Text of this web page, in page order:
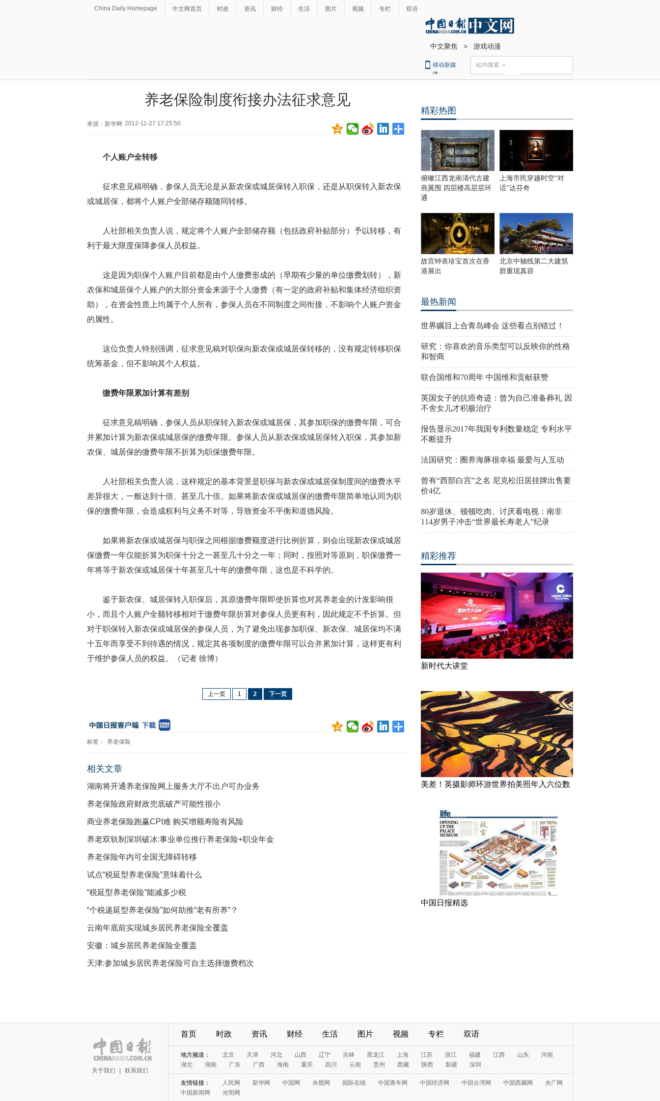
China Daily Homepage 中文网首页 时政 资讯 财经 生活 图片 视频 专栏 双语
中文聚焦 > 游戏动漫
移动新媒
体
站内搜索
养老保险制度衔接办法征求意见
来源：新华网 2012-11-27 17:25:50
个人账户全转移
征求意见稿明确，参保人员无论是从新农保或城居保转入职保，还是从职保转入新农保
或城居保，都将个人账户全部储存额随同转移。
人社部相关负责人说，规定将个人账户全部储存额（包括政府补贴部分）予以转移，有
利于最大限度保障参保人员权益。
这是因为职保个人账户目前都是由个人缴费形成的（早期有少量的单位缴费划转），新
农保和城居保个人账户的大部分资金来源于个人缴费（有一定的政府补贴和集体经济组织资
助），在资金性质上均属于个人所有，参保人员在不同制度之间衔接，不影响个人账户资金
的属性。
这位负责人特别强调，征求意见稿对职保向新农保或城居保转移的，没有规定转移职保
统筹基金，但不影响其个人权益。
缴费年限累加计算有差别
征求意见稿明确，参保人员从职保转入新农保或城居保，其参加职保的缴费年限，可合
并累加计算为新农保或城居保的缴费年限。参保人员从新农保或城居保转入职保，其参加新
农保、城居保的缴费年限不折算为职保缴费年限。
人社部相关负责人说，这样规定的基本背景是职保与新农保或城居保制度间的缴费水平
差异很大，一般达到十倍、甚至几十倍。如果将新农保或城居保的缴费年限简单地认同为职
保的缴费年限，会造成权利与义务不对等，导致资金不平衡和道德风险。
如果将新农保或城居保与职保之间根据缴费额度进行比例折算，则会出现新农保或城居
保缴费一年仅能折算为职保十分之一甚至几十分之一年；同时，按照对等原则，职保缴费一
年将等于新农保或城居保十年甚至几十年的缴费年限，这也是不科学的。
鉴于新农保、城居保转入职保后，其原缴费年限即使折算也对其养老金的计发影响很
小，而且个人账户全额转移相对于缴费年限折算对参保人员更有利，因此规定不予折算。但
对于职保转入新农保或城居保的参保人员，为了避免出现参加职保、新农保、城居保均不满
十五年而享受不到待遇的情况，规定其各项制度的缴费年限可以合并累加计算，这样更有利
于维护参保人员的权益。（记者 徐博）
上一页 1 2 下一页
标签： 养老保险
相关文章
湖南将开通养老保险网上服务大厅不出户可办业务
养老保险政府财政兜底破产可能性很小
商业养老保险跑赢CPI难 购买增额寿险有风险
养老双轨制深圳破冰:事业单位推行养老保险+职业年金
养老保险年内可全国无障碍转移
试点“税延型养老保险”意味着什么
“税延型养老保险”能减多少税
“个税递延型养老保险”如何助推“老有所养”？
云南年底前实现城乡居民养老保险全覆盖
安徽：城乡居民养老保险全覆盖
天津:参加城乡居民养老保险可自主选择缴费档次
精彩热图
俯瞰江西龙南清代古建
燕翼围 四层楼高层层环
通
上海市民穿越时空“对
话”达芬奇
故宫钟表珍宝首次在香
港展出
北京中轴线第二大建筑
群重现真容
最热新闻
世界瞩目上合青岛峰会 这些看点别错过！
研究：你喜欢的音乐类型可以反映你的性格
和智商
联合国维和70周年 中国维和贡献获赞
英国女子的抗癌奇迹：曾为自己准备葬礼 因
不舍女儿才积极治疗
报告显示2017年我国专利数量稳定 专利水平
不断提升
法国研究：圈养海豚很幸福 最爱与人互动
曾有“西部白宫”之名 尼克松旧居挂牌出售要
价4亿
80岁退休、顿顿吃肉、讨厌看电视：南非
114岁男子冲击“世界最长寿老人”纪录
精彩推荐
新时代大讲堂
美差！英摄影师环游世界拍美照年入六位数
中国日报精选
关于我们 联系我们
首页 时政 资讯 财经 生活 图片 视频 专栏 双语
地方频道： 北京 天津 河北 山西 辽宁 吉林 黑龙江 上海 江苏 浙江 福建 江西 山东
河南
湖北
湖南 广东 广西 海南 重庆 四川 云南 贵州 西藏 陕西 新疆 深圳
友情链接： 人民网 新华网 中国网 央视网 国际在线 中国青年网 中国经济网 中国台湾网 中国西藏网
央广网
中国新闻网
光明网